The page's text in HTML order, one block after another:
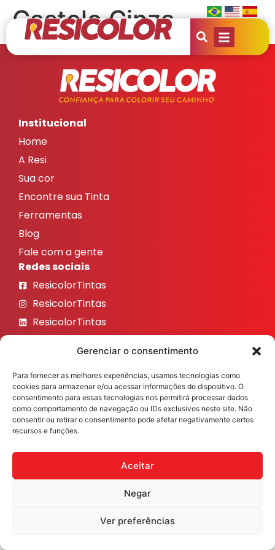
Gerenciar o consentimento
Para fornecer as melhores experiências, usamos tecnologias como
cookies para armazenar e/ou acessar informações do dispositivo. O
consentimento para essas tecnologias nos permitirá processar dados
como comportamento de navegação ou IDs exclusivos neste site. Não
consentir ou retirar o consentimento pode afetar negativamente certos
recursos e funções.
Aceitar
Negar
Ver preferências
Castelo Cinza
Institucional
Home
A Resi
Sua cor
Encontre sua Tinta
Ferramentas
Blog
Fale com a gente
Redes sociais
ResicolorTintas
ResicolorTintas
ResicolorTintas
ResicolorTintas
ResicolorTintas
Veja nosso Instagram
Desenvolvido porFast Digital 360